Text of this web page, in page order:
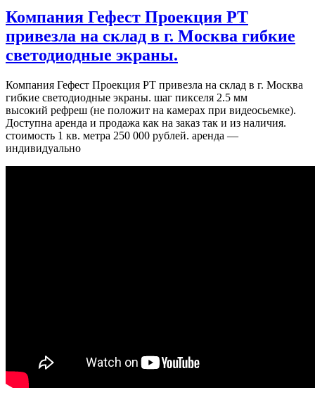
Компания Гефест Проекция РТ
привезла на склад в г. Москва гибкие
светодиодные экраны.
Компания Гефест Проекция РТ привезла на склад в г. Москва
гибкие светодиодные экраны. шаг пикселя 2.5 мм
высокий рефреш (не положит на камерах при видеосьемке).
Доступна аренда и продажа как на заказ так и из наличия.
стоимость 1 кв. метра 250 000 рублей. аренда —
индивидуально